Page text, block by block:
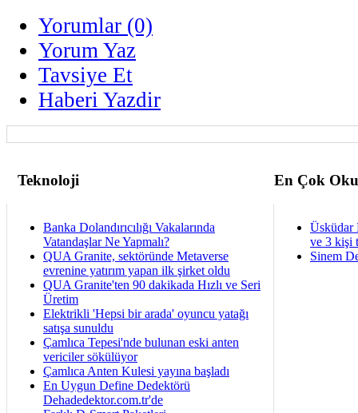
Yorumlar (0)
Yorum Yaz
Tavsiye Et
Haberi Yazdir
Teknoloji En Çok
Banka Dolandırıcılığı Vakalarında
Vatandaşlar Ne Yapmalı?
QUA Granite, sektöründe Metaverse
evrenine yatırım yapan ilk şirket oldu
QUA Granite'ten 90 dakikada Hızlı ve Seri
Üretim
Elektrikli 'Hepsi bir arada' oyuncu yatağı
satışa sunuldu
Çamlıca Tepesi'nde bulunan eski anten
vericiler sökülüyor
Çamlıca Anten Kulesi yayına başladı
En Uygun Define Dedektörü
Dehadedektor.com.tr'de
Üsküdar
ve 3 kişi
Sinem